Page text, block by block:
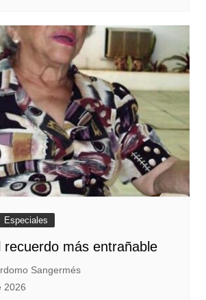
Especiales
recuerdo más entrañable
Sangermés
2026